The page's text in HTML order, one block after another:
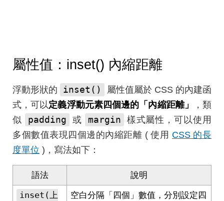
屬性值：inset() 內縮距離
浮動形狀的 inset()
屬性值屬於 CSS 的內建函
式，可以定義浮動元素四個邊的「內縮距離」
，類
似
padding 或 margin
樣式屬性，可以使用
多個數值表現四個邊的內縮距離 ( 使用 CSS 的長
度單位 )，寫法如下：
語法 說明
inset(上
空白分隔「四個」數值，分別設定四